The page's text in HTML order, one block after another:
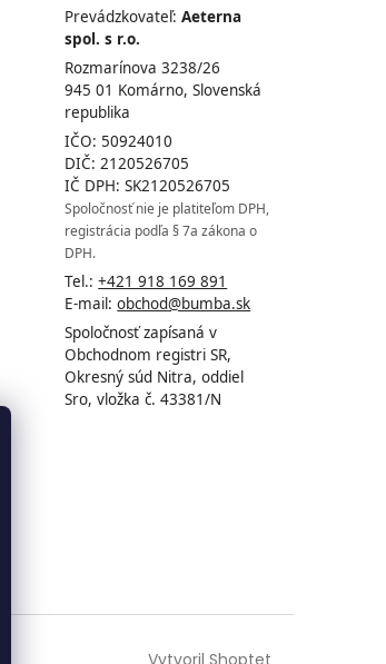
Prevádzkovateľ:Aeterna
spol. s r.o.
Rozmarínova 3238/26
945 01 Komárno, Slovenská
republika
IČO: 50924010
DIČ: 2120526705
IČ DPH: SK2120526705
Spoločnosť nie je platiteľom DPH,
registrácia podľa § 7a zákona o
DPH.
Tel.:+421 918 169 891
E-mail:obchod@bumba.sk
Spoločnosť zapísaná v
Obchodnom registri SR,
Okresný súd Nitra, oddiel
Sro, vložka č. 43381/N
Vytvoril Shoptet